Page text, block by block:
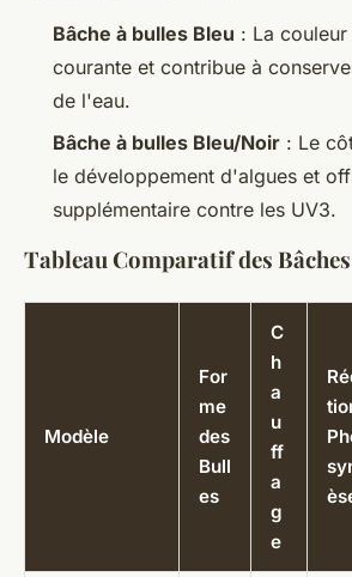
Bâche à bulles Bleu : La
courante et contribue à
de l'eau.
Bâche à bulles Bleu/Noir : Le
le développement d'algues et
supplémentaire contre les UV3.
Tableau Comparatif des
Modèle
For
me
des
Bull
es
C
h
a
u
ff
a
g
e